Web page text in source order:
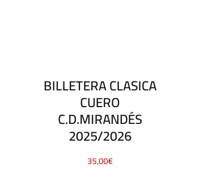
BILLETERA CLASICA
CUERO
C.D.MIRANDÉS
2025/2026
35,00€